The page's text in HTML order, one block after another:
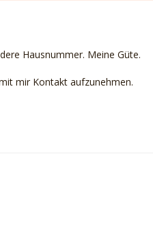
Hausnummer. Meine Güte.
mir Kontakt aufzunehmen.